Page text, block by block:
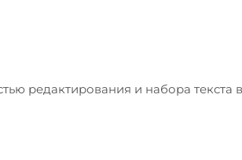
редактирования и набора текста в